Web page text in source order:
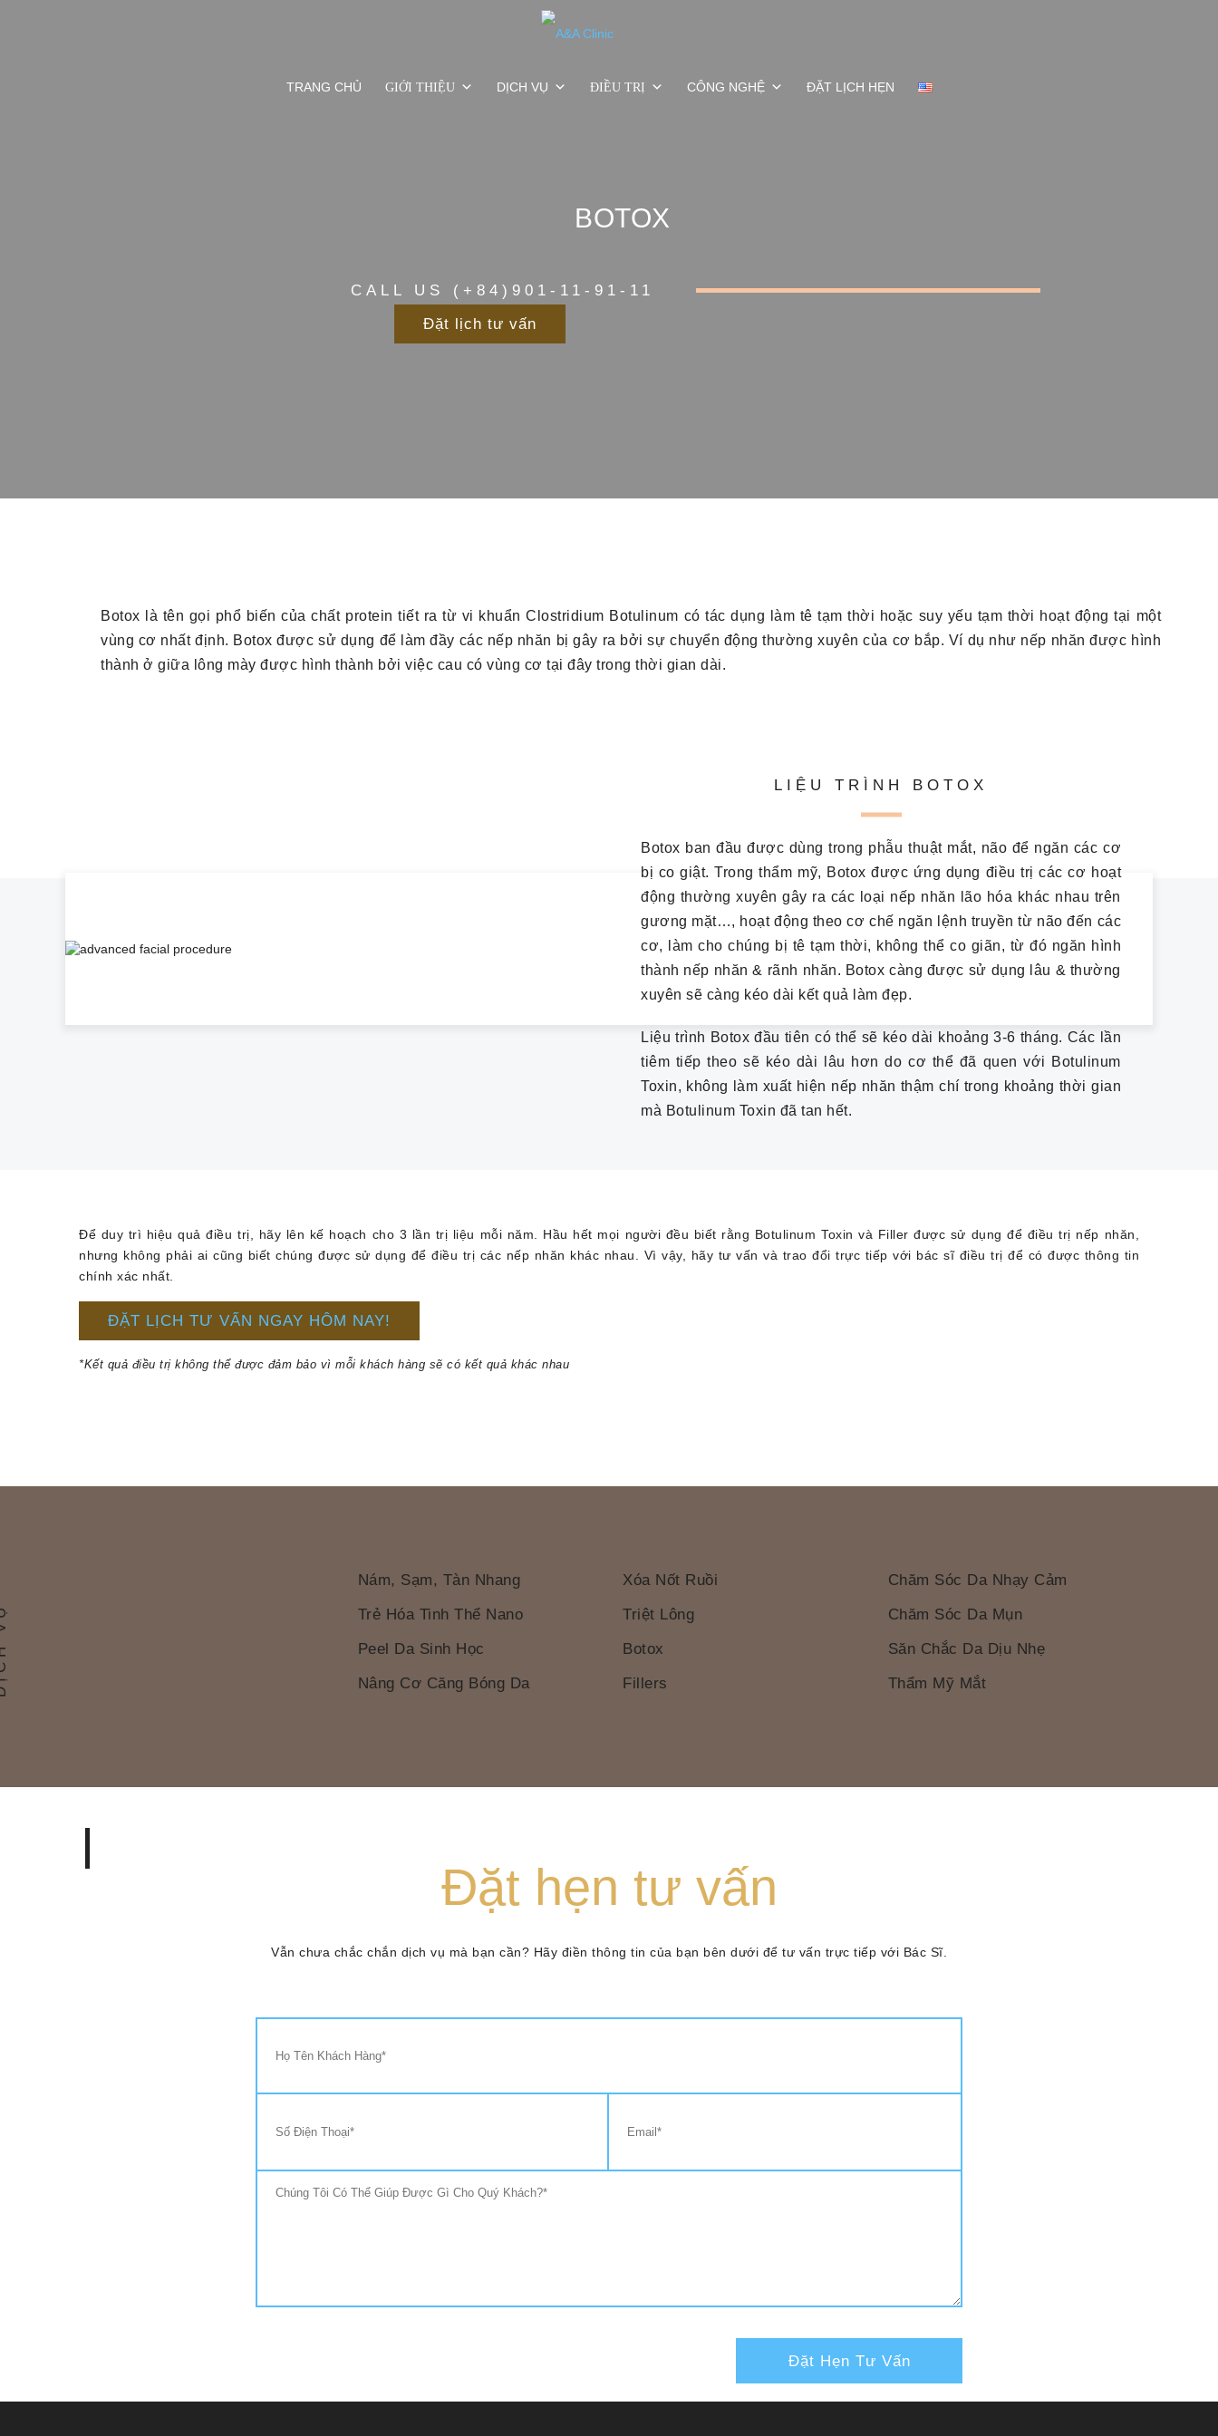
TRANG CHỦ GIỚI THIỆU DỊCH VỤ ĐIỀU TRỊ CÔNG NGHỆ ĐẶT LỊCH HẸN
BOTOX
CALL US (+84)901-11-91-11
Đặt lịch tư vấn
Botox là tên gọi phổ biến của chất protein tiết ra từ vi khuẩn Clostridium Botulinum có tác dụng làm tê tạm thời hoặc suy yếu tạm thời hoạt động tại một
vùng cơ nhất định. Botox được sử dụng để làm đầy các nếp nhăn bị gây ra bởi sự chuyển động thường xuyên của cơ bắp. Ví dụ như nếp nhăn được hình
thành ở giữa lông mày được hình thành bởi việc cau có vùng cơ tại đây trong thời gian dài.
LIỆU TRÌNH BOTOX
Botox ban đầu được dùng trong phẫu thuật mắt, não để ngăn các cơ
bị co giật. Trong thẩm mỹ, Botox được ứng dụng điều trị các cơ hoạt
động thường xuyên gây ra các loại nếp nhăn lão hóa khác nhau trên
gương mặt…, hoạt động theo cơ chế ngăn lệnh truyền từ não đến các
cơ, làm cho chúng bị tê tạm thời, không thể co giãn, từ đó ngăn hình
thành nếp nhăn & rãnh nhăn. Botox càng được sử dụng lâu & thường
xuyên sẽ càng kéo dài kết quả làm đẹp.
Liệu trình Botox đầu tiên có thể sẽ kéo dài khoảng 3-6 tháng. Các lần
tiêm tiếp theo sẽ kéo dài lâu hơn do cơ thể đã quen với Botulinum
Toxin, không làm xuất hiện nếp nhăn thậm chí trong khoảng thời gian
mà Botulinum Toxin đã tan hết.
Để duy trì hiệu quả điều trị, hãy lên kế hoạch cho 3 lần trị liệu mỗi năm. Hầu hết mọi người đều biết rằng Botulinum Toxin và Filler được sử dụng để điều trị nếp nhăn,
nhưng không phải ai cũng biết chúng được sử dụng để điều trị các nếp nhăn khác nhau. Vì vậy, hãy tư vấn và trao đổi trực tiếp với bác sĩ điều trị để có được thông tin
chính xác nhất.
ĐẶT LỊCH TƯ VẤN NGAY HÔM NAY!
*Kết quả điều trị không thể được đảm bảo vì mỗi khách hàng sẽ có kết quả khác nhau
Nám, Sạm, Tàn Nhang
Trẻ Hóa Tinh Thể Nano
Peel Da Sinh Học
Nâng Cơ Căng Bóng Da
Xóa Nốt Ruồi
Triệt Lông
Botox
Fillers
Chăm Sóc Da Nhạy Cảm
Chăm Sóc Da Mụn
Săn Chắc Da Dịu Nhẹ
Thẩm Mỹ Mắt
Đặt hẹn tư vấn
Vẫn chưa chắc chắn dịch vụ mà bạn cần? Hãy điền thông tin của bạn bên dưới để tư vấn trực tiếp với Bác Sĩ.